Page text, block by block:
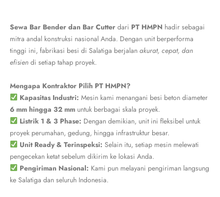
Sewa Bar Bender dan Bar Cutter dari PT HMPN hadir sebagai
mitra andal konstruksi nasional Anda. Dengan unit berperforma
tinggi ini, fabrikasi besi di Salatiga berjalan akurat, cepat, dan
efisien di setiap tahap proyek.
Mengapa Kontraktor Pilih PT HMPN?
Kapasitas Industri: Mesin kami menangani besi beton diameter
6 mm hingga 32 mm untuk berbagai skala proyek.
Listrik 1 & 3 Phase: Dengan demikian, unit ini fleksibel untuk
proyek perumahan, gedung, hingga infrastruktur besar.
Unit Ready & Terinspeksi: Selain itu, setiap mesin melewati
pengecekan ketat sebelum dikirim ke lokasi Anda.
Pengiriman Nasional: Kami pun melayani pengiriman langsung
ke Salatiga dan seluruh Indonesia.